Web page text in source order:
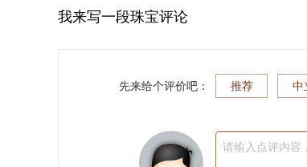
我来写一段珠宝评论
先来给个评价吧： 推荐 中
请输入点评内容